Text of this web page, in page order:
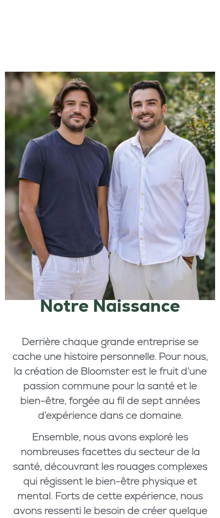
Notre Naissance
Derrière chaque grande entreprise se
cache une histoire personnelle. Pour nous,
la création de Bloomster est le fruit d’une
passion commune pour la santé et le
bien-être, forgée au fil de sept années
d’expérience dans ce domaine.
Ensemble, nous avons exploré les
nombreuses facettes du secteur de la
santé, découvrant les rouages complexes
qui régissent le bien-être physique et
mental. Forts de cette expérience, nous
avons ressenti le besoin de créer quelque